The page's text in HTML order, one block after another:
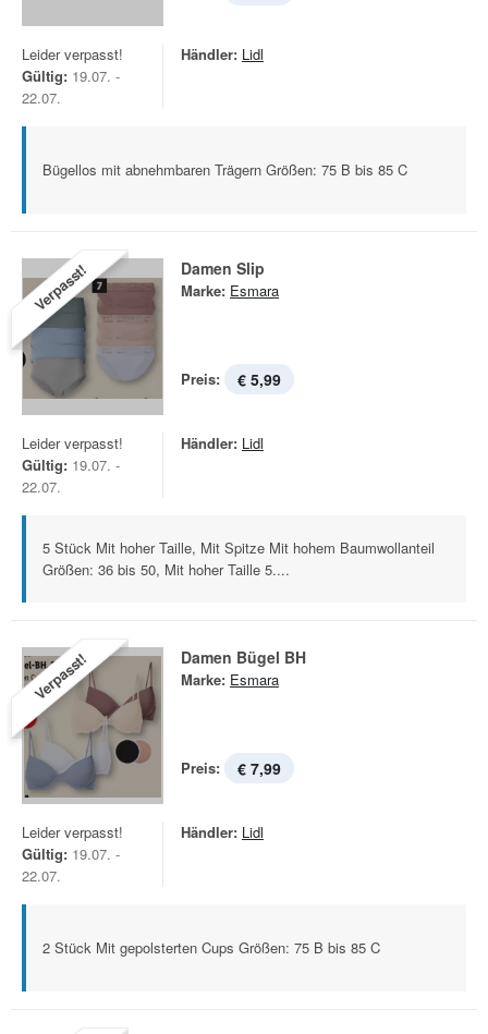
Leider verpasst!
Gültig: 19.07. -
22.07.
Händler: Lidl
Bügellos mit abnehmbaren Trägern Größen: 75 B bis 85 C
Verpasst! Damen Slip
Marke: Esmara
Preis: € 5,99
Leider verpasst!
Gültig: 19.07. -
22.07.
Händler: Lidl
5 Stück Mit hoher Taille, Mit Spitze Mit hohem Baumwollanteil
Größen: 36 bis 50, Mit hoher Taille 5....
Verpasst! Damen Bügel BH
Marke: Esmara
Preis: € 7,99
Leider verpasst!
Gültig: 19.07. -
22.07.
Händler: Lidl
2 Stück Mit gepolsterten Cups Größen: 75 B bis 85 C